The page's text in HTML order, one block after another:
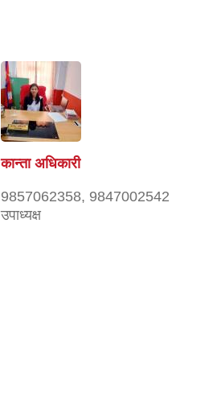
कान्ता अधिकारी
9857062358, 9847002542
उपाध्यक्ष